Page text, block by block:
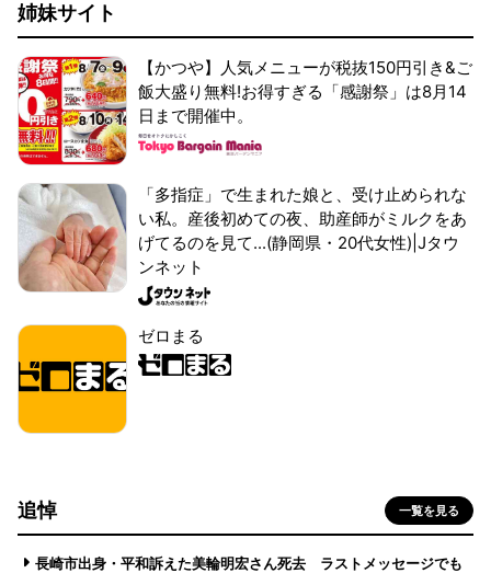
姉妹サイト
【かつや】人気メニューが税抜150円引き&ご
飯大盛り無料!お得すぎる「感謝祭」は8月14
日まで開催中。
「多指症」で生まれた娘と、受け止められな
い私。産後初めての夜、助産師がミルクをあ
げてるのを見て...(静岡県・20代女性)|Jタウ
ンネット
ゼロまる
追悼 一覧を見る
長崎市出身・平和訴えた美輪明宏さん死去 ラストメッセージでも